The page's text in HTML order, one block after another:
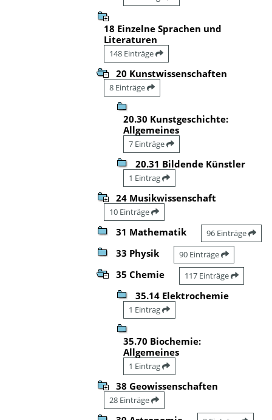
18 Einzelne Sprachen und
Literaturen
148 Einträge
20 Kunstwissenschaften
8 Einträge
20.30 Kunstgeschichte:
Allgemeines
7 Einträge
20.31 Bildende Künstler
1 Eintrag
24 Musikwissenschaft
10 Einträge
31 Mathematik 96 Einträge
33 Physik 90 Einträge
35 Chemie 117 Einträge
35.14 Elektrochemie
1 Eintrag
35.70 Biochemie:
Allgemeines
1 Eintrag
38 Geowissenschaften
28 Einträge